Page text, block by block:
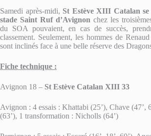
Samedi après-midi, St Estève XIII Catalan se
stade Saint Ruf d’Avignonchez les
du SOA pouvaient, en cas de succès,
classement. Seulement, les hommes de
sont inclinés face à une belle réserve des
Fiche technique :
Avignon 18 – St Estève Catalan XIII 33
Avignon : 4 essais : Khattabi (25’), Chave (47’,
(63’), 1 transformation : Nicholls (64’)